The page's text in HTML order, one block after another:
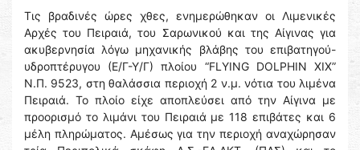
Τις βραδινές ώρες χθες, ενημερώθηκαν οι Λιμενικές
Αρχές του Πειραιά, του Σαρωνικού και της Αίγινας για
ακυβερνησία λόγω μηχανικής βλάβης του επιβατηγού-
υδροπτέρυγου (Ε/Γ-Υ/Γ) πλοίου “FLYING DOLPHIN XIX”
Ν.Π. 9523, στη θαλάσσια περιοχή 2 ν.μ. νότια του λιμένα
Πειραιά. Το πλοίο είχε αποπλεύσει από την Αίγινα με
προορισμό το λιμάνι του Πειραιά με 118 επιβάτες και 6
μέλη πληρώματος. Αμέσως για την περιοχή αναχώρησαν